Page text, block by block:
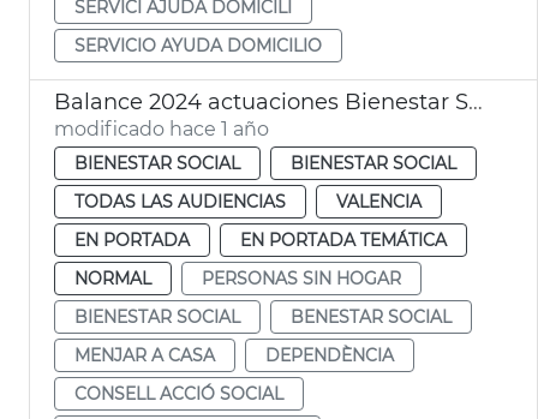
SERVICI AJUDA DOMICILI
SERVICIO AYUDA DOMICILIO
Balance 2024 actuaciones Bienestar Social
modificado hace 1 año
BIENESTAR SOCIAL
BIENESTAR SOCIAL
TODAS LAS AUDIENCIAS
VALENCIA
EN PORTADA
EN PORTADA TEMÁTICA
NORMAL
PERSONAS SIN HOGAR
BIENESTAR SOCIAL
BENESTAR SOCIAL
MENJAR A CASA
DEPENDÈNCIA
CONSELL ACCIÓ SOCIAL